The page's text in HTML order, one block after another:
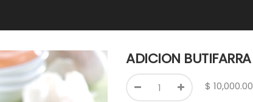
ADICION BUTIFARRA
$ 10,000.00